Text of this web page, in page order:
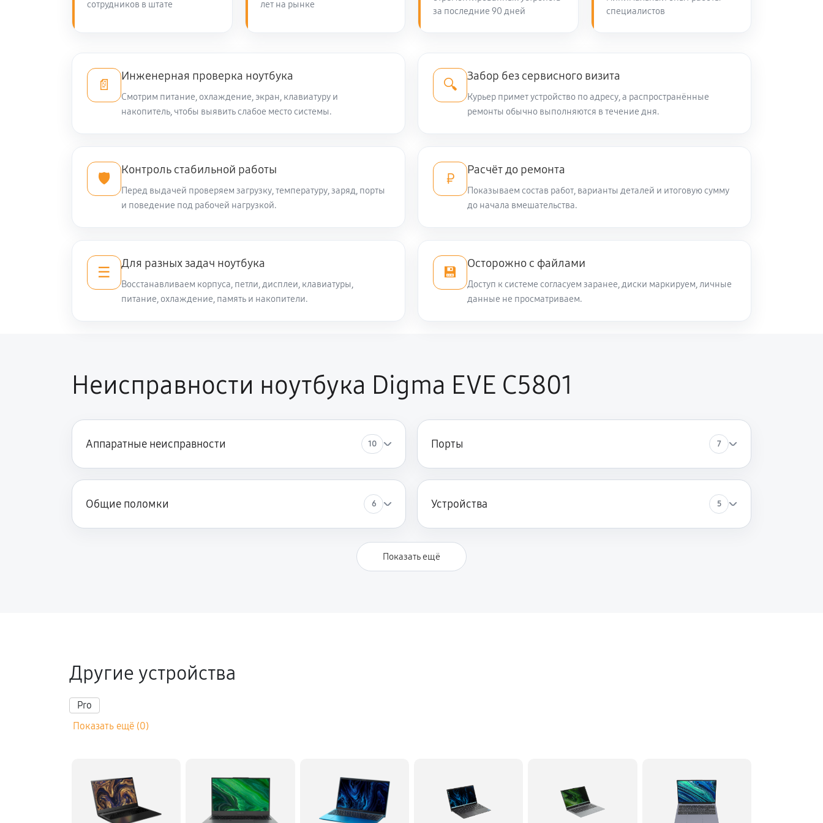
50 минут
Замена вебкамеры ноутбука Digma EVE C5801 890 руб 40 минут
Замена жесткого диска 440 руб 50 минут
Ремонт разъема питания 890 руб 60 минут Заказать
1340 руб
Замена южного моста ноутбука Digma EVE C5801 2600 руб 80 минут
Заказать
сотрудников в штате лет на рынке
за последние 90 дней
специалистов
📄
Инженерная проверка ноутбука
Смотрим питание, охлаждение, экран, клавиатуру и
накопитель, чтобы выявить слабое место системы.
🔍
Забор без сервисного визита
Курьер примет устройство по адресу, а распространённые
ремонты обычно выполняются в течение дня.
🛡️
Контроль стабильной работы
Перед выдачей проверяем загрузку, температуру, заряд, порты
и поведение под рабочей нагрузкой.
₽
Расчёт до ремонта
Показываем состав работ, варианты деталей и итоговую сумму
до начала вмешательства.
☰
Для разных задач ноутбука
Восстанавливаем корпуса, петли, дисплеи, клавиатуры,
питание, охлаждение, память и накопители.
💾
Осторожно с файлами
Доступ к системе согласуем заранее, диски маркируем, личные
данные не просматриваем.
Неисправности ноутбука Digma EVE C5801
Аппаратные неисправности 10 Порты 7
Общие поломки 6 Устройства 5
Показать ещё
Другие устройства
Pro
Показать ещё (0)